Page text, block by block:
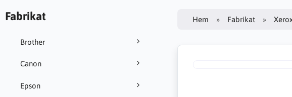
Fabrikat
Brother
Canon
Epson
Hem Fabrikat